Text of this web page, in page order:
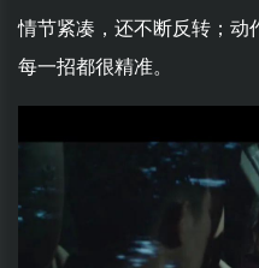
情节紧凑，还不断反转；动
每一招都很精准。